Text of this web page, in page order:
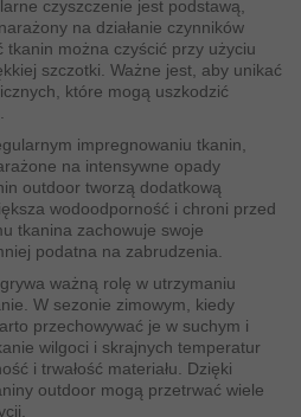
czyszczenie jest podstawą,
na działanie czynników
tkanin można czyścić przy użyciu
szczotki. Ważne jest, aby unikać
które mogą uszkodzić
impregnowaniu tkanin,
na intensywne opady
outdoor tworzą dodatkową
wodoodporność i chroni przed
tkanina zachowuje swoje
podatna na zabrudzenia.
ważną rolę w utrzymaniu
W sezonie zimowym, kiedy
przechowywać je w suchym i
wilgoci i skrajnych temperatur
i trwałość materiału. Dzięki
outdoor mogą przetrwać wiele